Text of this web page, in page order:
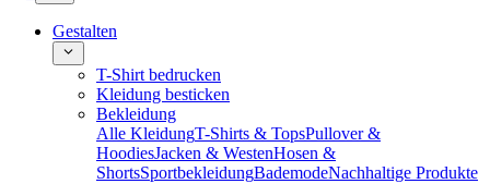
Gestalten
T-Shirt bedrucken
Kleidung besticken
Bekleidung
Alle KleidungT-Shirts & TopsPullover &
HoodiesJacken & WestenHosen &
ShortsSportbekleidungBademodeNachhaltige Produkte